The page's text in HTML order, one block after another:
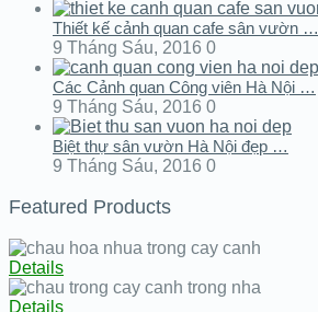
Thiết kế cảnh quan cafe sân vườn …
9 Tháng Sáu, 2016 0
Các Cảnh quan Công viên Hà Nội …
9 Tháng Sáu, 2016 0
Biệt thự sân vườn Hà Nội đẹp …
9 Tháng Sáu, 2016 0
Featured Products
Details
Details